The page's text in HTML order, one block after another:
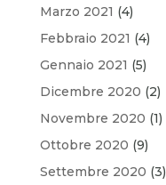
Marzo 2021 (4)
Febbraio 2021 (4)
Gennaio 2021 (5)
Dicembre 2020 (2)
Novembre 2020 (1)
Ottobre 2020 (9)
Settembre 2020 (3)